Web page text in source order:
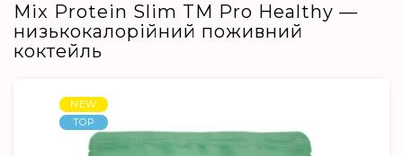
Mix Protein Slim TM Pro Healthy —
низькокалорійний поживний
коктейль
NEW
TOP